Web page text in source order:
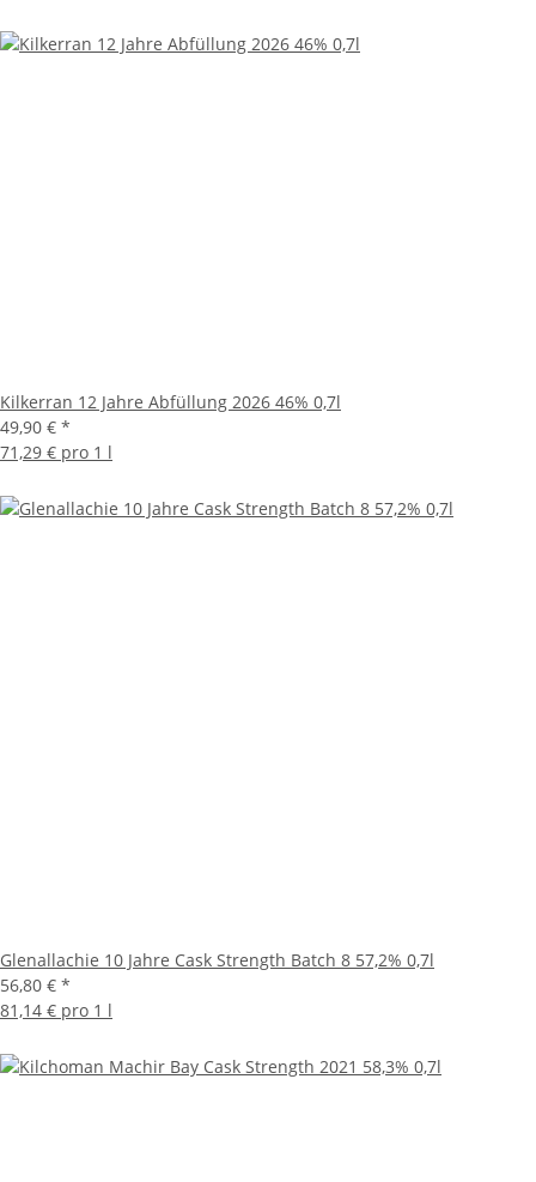
Kilkerran 12 Jahre Abfüllung 2026 46% 0,7l
49,90 € *
71,29 € pro 1 l
Glenallachie 10 Jahre Cask Strength Batch 8 57,2% 0,7l
56,80 € *
81,14 € pro 1 l